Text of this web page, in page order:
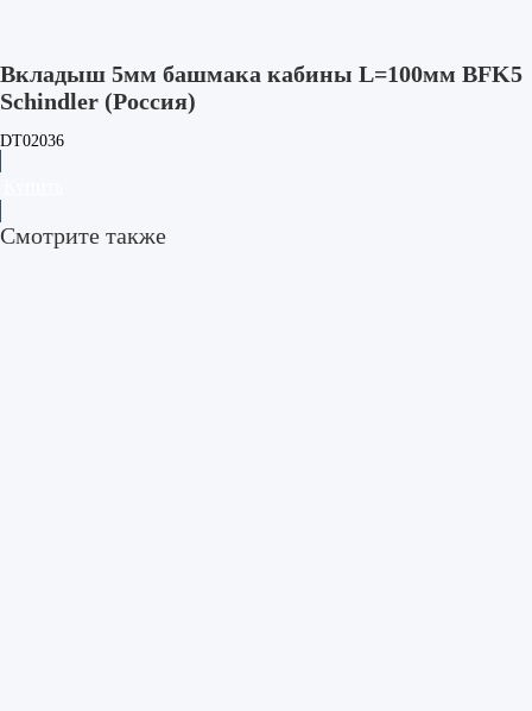
Вкладыш 5мм башмака кабины L=100мм BFK5
Schindler (Россия)
DT02036
Смотрите также